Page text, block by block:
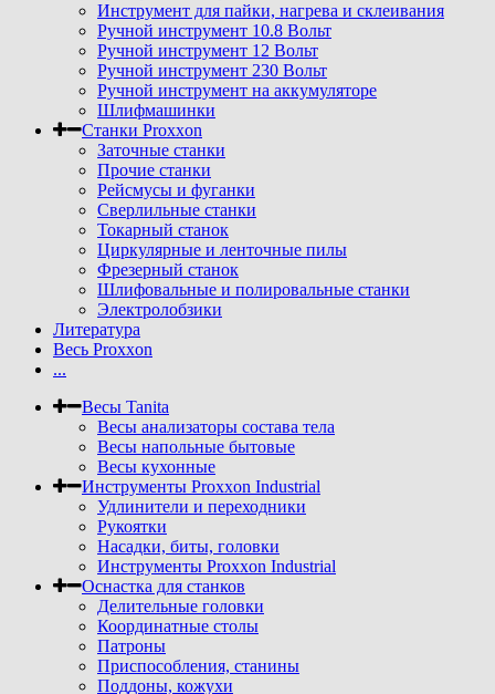
Инструмент для пайки, нагрева и склеивания
Ручной инструмент 10.8 Вольт
Ручной инструмент 12 Вольт
Ручной инструмент 230 Вольт
Ручной инструмент на аккумуляторе
Шлифмашинки
Станки Proxxon
Заточные станки
Прочие станки
Рейсмусы и фуганки
Сверлильные станки
Токарный станок
Циркулярные и ленточные пилы
Фрезерный станок
Шлифовальные и полировальные станки
Электролобзики
Литература
Весь Proxxon
...
Весы Tanita
Весы анализаторы состава тела
Весы напольные бытовые
Весы кухонные
Инструменты Proxxon Industrial
Удлинители и переходники
Рукоятки
Насадки, биты, головки
Инструменты Proxxon Industrial
Оснастка для станков
Делительные головки
Координатные столы
Патроны
Приспособления, станины
Поддоны, кожухи